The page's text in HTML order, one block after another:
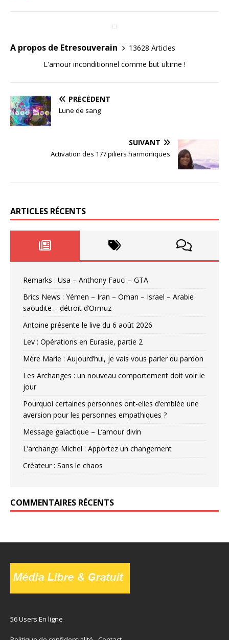
A propos de Etresouverain
13628 Articles
L'amour inconditionnel comme but ultime !
PRÉCÉDENT
Lune de sang
SUIVANT
Activation des 177 piliers harmoniques
ARTICLES RÉCENTS
Remarks : Usa – Anthony Fauci – GTA
Brics News : Yémen – Iran – Oman – Israel – Arabie
saoudite – détroit d’Ormuz
Antoine présente le live du 6 août 2026
Lev : Opérations en Eurasie, partie 2
Mère Marie : Aujourd’hui, je vais vous parler du pardon
Les Archanges : un nouveau comportement doit voir le
jour
Pourquoi certaines personnes ont-elles d’emblée une
aversion pour les personnes empathiques ?
Message galactique – L’amour divin
L’archange Michel : Apportez un changement
Créateur : Sans le chaos
COMMENTAIRES RÉCENTS
56 Users En ligne